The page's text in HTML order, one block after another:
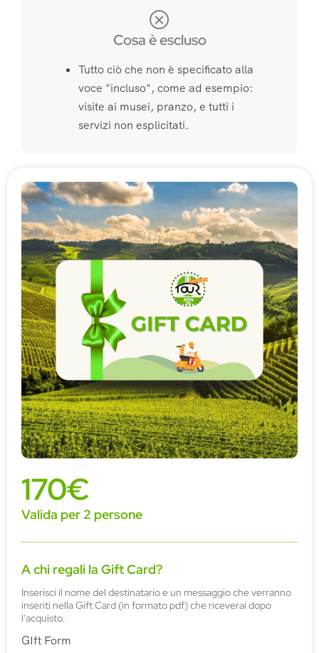
Cosa è escluso
Tutto ciò che non è specificato alla
voce "incluso", come ad esempio:
visite ai musei, pranzo, e tutti i
servizi non esplicitati.
170€
Valida per 2 persone
A chi regali la Gift Card?
Inserisci il nome del destinatario e un messaggio che verranno
inseriti nella Gift Card (in formato pdf) che riceverai dopo
l'acquisto.
GIft Form